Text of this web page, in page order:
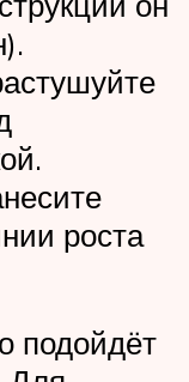
роста
подойдёт